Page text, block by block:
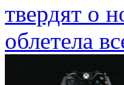
твердят о
облетела